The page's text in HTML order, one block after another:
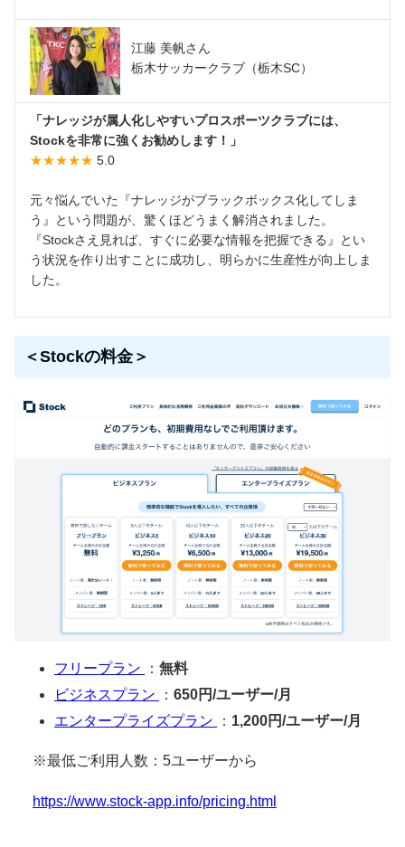
江藤 美帆さん
栃木サッカークラブ（栃木SC）
「ナレッジが属人化しやすいプロスポーツクラブには、
Stockを非常に強くお勧めします！」
★★★★★ 5.0
元々悩んでいた『ナレッジがブラックボックス化してしま
う』という問題が、驚くほどうまく解消されました。
『Stockさえ見れば、すぐに必要な情報を把握できる』とい
う状況を作り出すことに成功し、明らかに生産性が向上しま
した。
＜Stockの料金＞
フリープラン ： 無料
ビジネスプラン
： 650円/ユーザー/月
エンタープライズプラン
： 1,200円/ユーザー/月
※最低ご利用人数：5ユーザーから
https://www.stock-app.info/pricing.html